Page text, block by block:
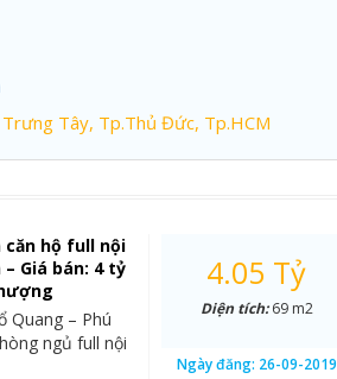
Tây, Tp.Thủ Đức, Tp.HCM
căn hộ full nội
Giá bán: 4 tỷ
Quang – Phú
ngủ full nội
4.05 Tỷ
Diện tích:69 m2
Ngày đăng: 26-09-2019